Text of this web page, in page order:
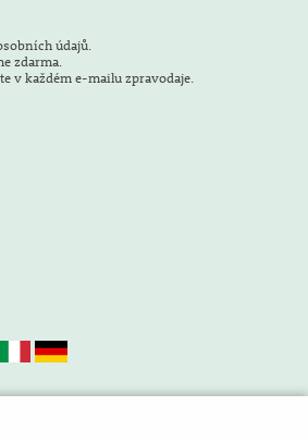
údajů.
zdarma.
v každém e-mailu zpravodaje.